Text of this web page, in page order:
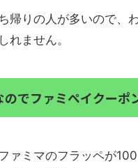
帰りの人が多いので、
れません。
のでファミペイクーポ
ァミマのフラッペが